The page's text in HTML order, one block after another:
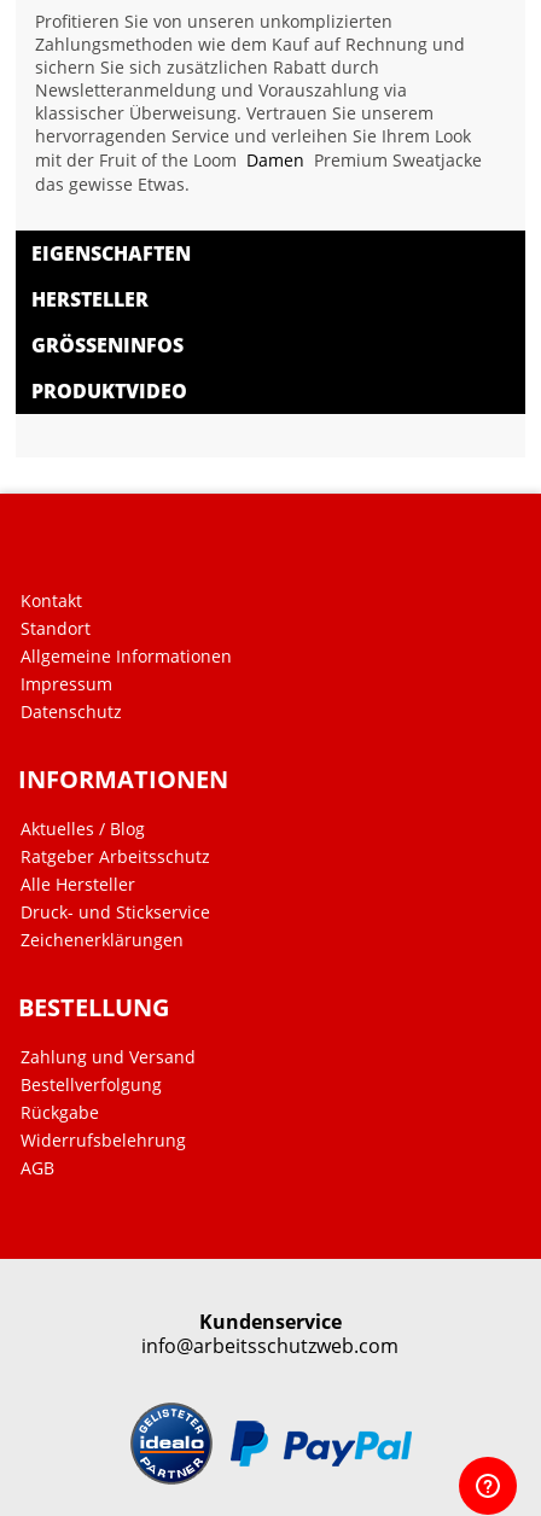
Profitieren Sie von unseren unkomplizierten
Zahlungsmethoden wie dem Kauf auf Rechnung und
sichern Sie sich zusätzlichen Rabatt durch
Newsletteranmeldung und Vorauszahlung via
klassischer Überweisung. Vertrauen Sie unserem
hervorragenden Service und verleihen Sie Ihrem Look
mit der Fruit of the Loom Damen Premium Sweatjacke
das gewisse Etwas.
EIGENSCHAFTEN
HERSTELLER
GRÖSSENINFOS
PRODUKTVIDEO
Kontakt
Standort
Allgemeine Informationen
Impressum
Datenschutz
INFORMATIONEN
Aktuelles / Blog
Ratgeber Arbeitsschutz
Alle Hersteller
Druck- und Stickservice
Zeichenerklärungen
BESTELLUNG
Zahlung und Versand
Bestellverfolgung
Rückgabe
Widerrufsbelehrung
AGB
Kundenservice
info@arbeitsschutzweb.com